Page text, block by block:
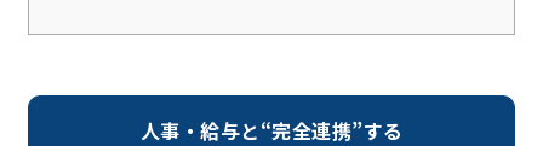
人事・給与と“完全連携”する